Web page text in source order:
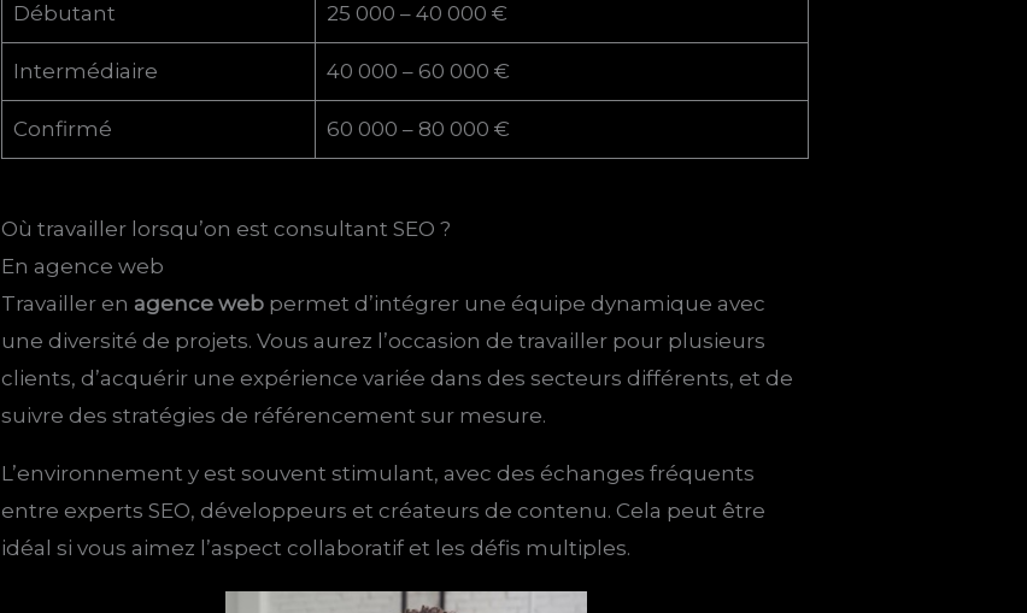
Débutant 25 000 – 40 000 €
Intermédiaire 40 000 – 60 000 €
Confirmé 60 000 – 80 000 €
Où travailler lorsqu’on est consultant SEO ?
En agence web
Travailler en agence web permet d’intégrer une équipe dynamique avec
une diversité de projets. Vous aurez l’occasion de travailler pour plusieurs
clients, d’acquérir une expérience variée dans des secteurs différents, et de
suivre des stratégies de référencement sur mesure.
L’environnement y est souvent stimulant, avec des échanges fréquents
entre experts SEO, développeurs et créateurs de contenu. Cela peut être
idéal si vous aimez l’aspect collaboratif et les défis multiples.